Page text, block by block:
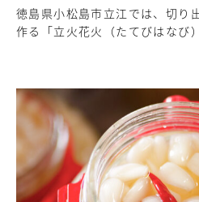
徳島県小松島市立江では、切り
作る「立火花火（たてびはなび